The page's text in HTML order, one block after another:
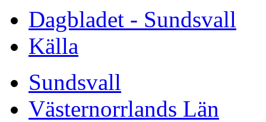
Dagbladet - Sundsvall
Källa
Sundsvall
Västernorrlands Län